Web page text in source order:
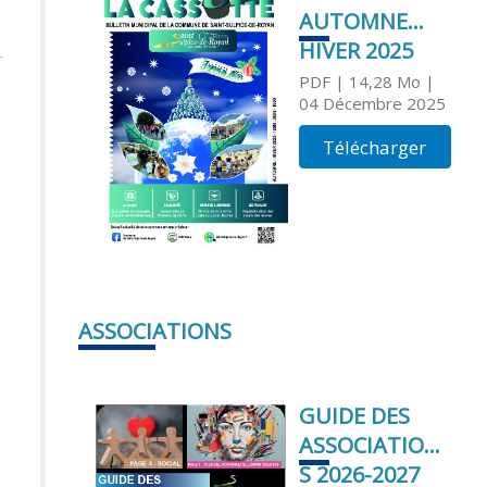
AUTOMNE
HIVER 2025
PDF| 14,28 Mo |
04 Décembre 2025
Télécharger
ASSOCIATIONS
GUIDE DES
ASSOCIATION
S 2026-2027